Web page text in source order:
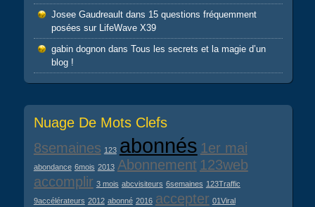
Josee Gaudreaultdans 15 questions fréquemment
posées sur LifeWave X39
gabin dognondans Tous les secrets et la magie d’un
blog !
Nuage De Mots Clefs
8semaines 123 abonnés 1er mai
abondance 6mois 2013 Abonnement 123web
accomplir 3 mois abcvisiteurs 6semaines 123Traffic
9accélérateurs 2012 abonné 2016 accepter 01Viral